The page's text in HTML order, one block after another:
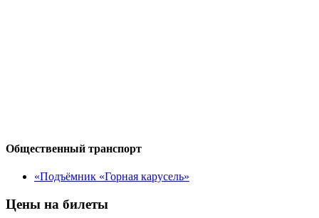
Общественный транспорт
«Подъёмник «Горная карусель»
Цены на билеты